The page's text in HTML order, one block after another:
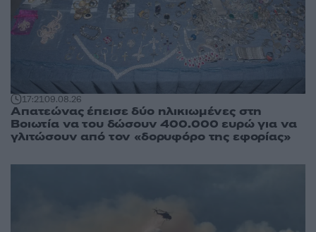
17:2109.08.26
Απατεώνας έπεισε δύο ηλικιωμένες στη
Βοιωτία να του δώσουν 400.000 ευρώ για να
γλιτώσουν από τον «δορυφόρο της εφορίας»